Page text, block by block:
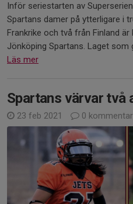
Inför seriestarten av
Spartans damer på ytterligare i
Frankrike och två från Finland
Jönköping Spartans. Laget som
Läs mer
Spartans värvar två
23 feb 2021 0